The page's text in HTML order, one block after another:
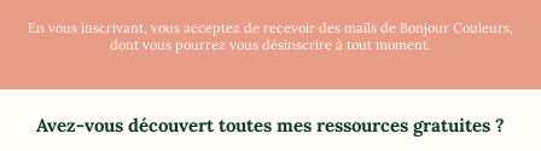
En vous inscrivant, vous acceptez de recevoir des mails de Bonjour Couleurs,
dont vous pourrez vous désinscrire à tout moment.
Avez-vous découvert toutes mes ressources gratuites ?